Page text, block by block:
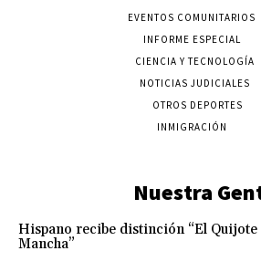
EVENTOS COMUNITARIOS
INFORME ESPECIAL
CIENCIA Y TECNOLOGÍA
NOTICIAS JUDICIALES
OTROS DEPORTES
INMIGRACIÓN
Nuestra
Hispano recibe distinción “El Quijote
Mancha”